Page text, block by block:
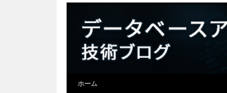
ホーム